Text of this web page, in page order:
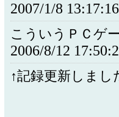
2007/1/8 13:17:16
こういうＰＣゲ
2006/8/12
↑記録更新しま